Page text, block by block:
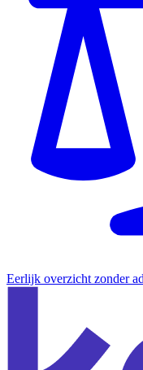
Eerlijk overzicht zonder